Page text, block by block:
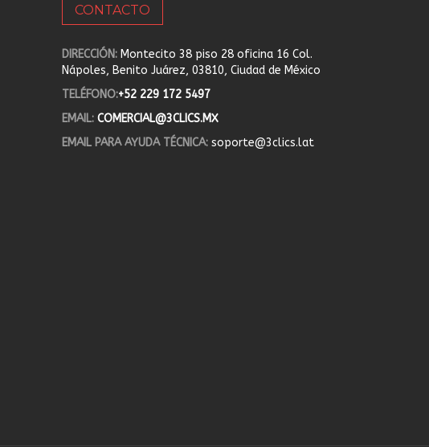
CONTACTO
DIRECCIÓN: Montecito 38 piso 28 oficina 16 Col.
Nápoles, Benito Juárez, 03810, Ciudad de México
TELÉFONO:+52 229 172 5497
EMAIL: COMERCIAL@3CLICS.MX
EMAIL PARA AYUDA TÉCNICA: soporte@3clics.lat